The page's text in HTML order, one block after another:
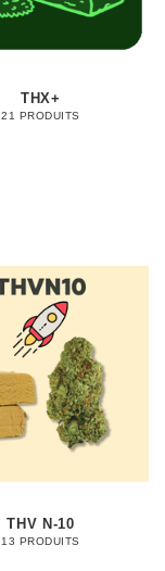
THX+
21 PRODUITS
THV N-10
13 PRODUITS